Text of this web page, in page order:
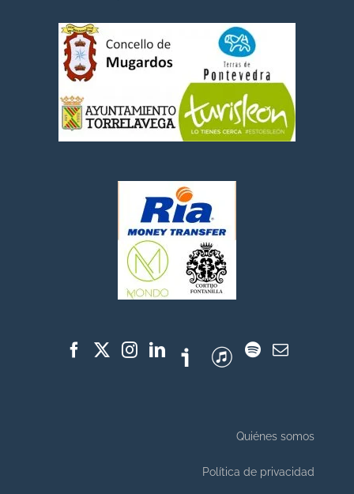
Quiénes somos
Política de privacidad